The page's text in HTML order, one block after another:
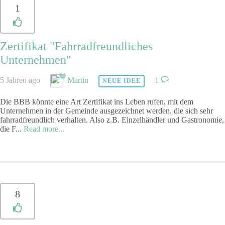
1
Zertifikat "Fahrradfreundliches
Unternehmen"
5 Jahren ago Martin NEUE IDEE 1
Die BBB könnte eine Art Zertifikat ins Leben rufen, mit dem
Unternehmen in der Gemeinde ausgezeichnet werden, die sich sehr
fahrradfreundlich verhalten. Also z.B. Einzelhändler und Gastronomie,
die F... Read more...
8